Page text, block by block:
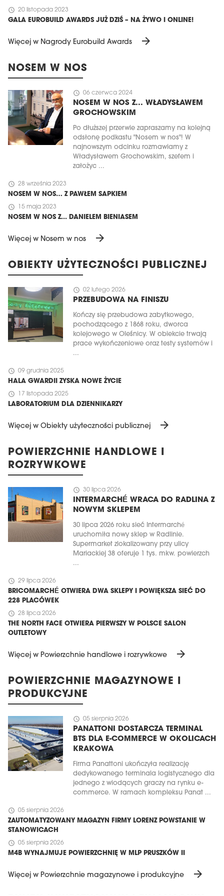
schedule 20 listopada 2023
GALA EUROBUILD AWARDS JUŻ DZIŚ – NA ŻYWO I ONLINE!
Więcej w Nagrody Eurobuild Awards arrow_forward
NOSEM W NOS
schedule 06 czerwca 2024
NOSEM W NOS Z... WŁADYSŁAWEM
GROCHOWSKIM
Po dłuższej przerwie zapraszamy na kolejną
odsłonę podkastu "Nosem w nos"! W
najnowszym odcinku rozmawiamy z
Władysławem Grochowskim, szefem i
założyc ...
schedule 28 września 2023
NOSEM W NOS… Z PAWŁEM SAPKIEM
schedule 15 maja 2023
NOSEM W NOS Z... DANIELEM BIENIASEM
Więcej w Nosem w nos arrow_forward
OBIEKTY UŻYTECZNOŚCI PUBLICZNEJ
schedule 02 lutego 2026
PRZEBUDOWA NA FINISZU
Kończy się przebudowa zabytkowego,
pochodzącego z 1868 roku, dworca
kolejowego w Oleśnicy. W obiekcie trwają
prace wykończeniowe oraz testy systemów i
...
schedule 09 grudnia 2025
HALA GWARDII ZYSKA NOWE ŻYCIE
schedule 17 listopada 2025
LABORATORIUM DLA DZIENNIKARZY
Więcej w Obiekty użyteczności publicznej arrow_forward
POWIERZCHNIE HANDLOWE I
ROZRYWKOWE
schedule 30 lipca 2026
INTERMARCHÉ WRACA DO RADLINA Z
NOWYM SKLEPEM
30 lipca 2026 roku sieć Intermarché
uruchomiła nowy sklep w Radlinie.
Supermarket zlokalizowany przy ulicy
Mariackiej 38 oferuje 1 tys. mkw. powierzch
...
schedule 29 lipca 2026
BRICOMARCHÉ OTWIERA DWA SKLEPY I POWIĘKSZA SIEĆ DO
228 PLACÓWEK
schedule 28 lipca 2026
THE NORTH FACE OTWIERA PIERWSZY W POLSCE SALON
OUTLETOWY
Więcej w Powierzchnie handlowe i rozrywkowe arrow_forward
POWIERZCHNIE MAGAZYNOWE I
PRODUKCYJNE
schedule 05 sierpnia 2026
PANATTONI DOSTARCZA TERMINAL
BTS DLA E-COMMERCE W OKOLICACH
KRAKOWA
Firma Panattoni ukończyła realizację
dedykowanego terminala logistycznego dla
jednego z wiodących graczy na rynku e-
commerce. W ramach kompleksu Panat ...
schedule 05 sierpnia 2026
ZAUTOMATYZOWANY MAGAZYN FIRMY LORENZ POWSTANIE W
STANOWICACH
schedule 05 sierpnia 2026
M4B WYNAJMUJE POWIERZCHNIĘ W MLP PRUSZKÓW II
Więcej w Powierzchnie magazynowe i produkcyjne arrow_forward